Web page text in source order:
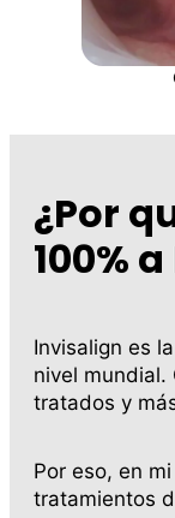
¿Por
100%
Invisalign es
nivel mundial.
tratados y
Por eso, en
tratamientos